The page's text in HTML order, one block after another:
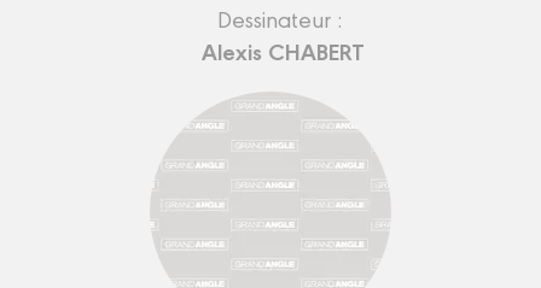
Dessinateur :
Alexis CHABERT